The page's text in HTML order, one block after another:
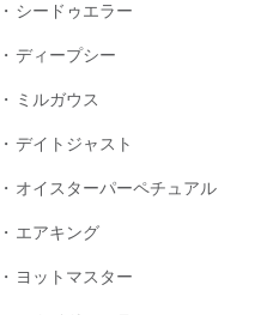
シードゥエラー
ディープシー
ミルガウス
デイトジャスト
オイスターパーペチュアル
エアキング
ヨットマスター